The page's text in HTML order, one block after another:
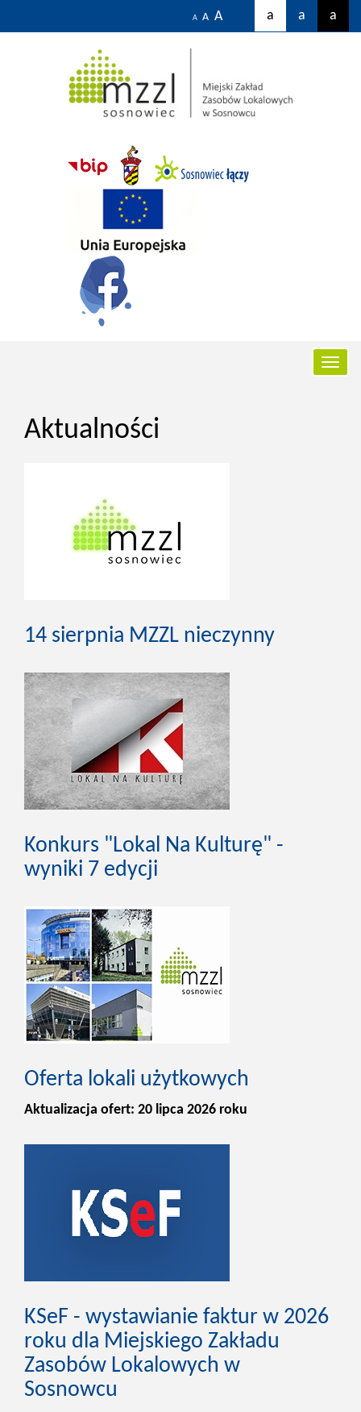
A A A a a a
Aktualności
14 sierpnia MZZL nieczynny
Konkurs "Lokal Na Kulturę" -
wyniki 7 edycji
Oferta lokali użytkowych
Aktualizacja ofert: 20 lipca 2026 roku
KSeF - wystawianie faktur w 2026
roku dla Miejskiego Zakładu
Zasobów Lokalowych w
Sosnowcu